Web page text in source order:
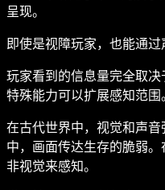
呈现。
即使是视障玩家，也能通过
玩家看到的信息量完全取决
特殊能力可以扩展感知范围
在古代世界中，视觉和声
中，画面传达生存的脆弱
非视觉来感知。